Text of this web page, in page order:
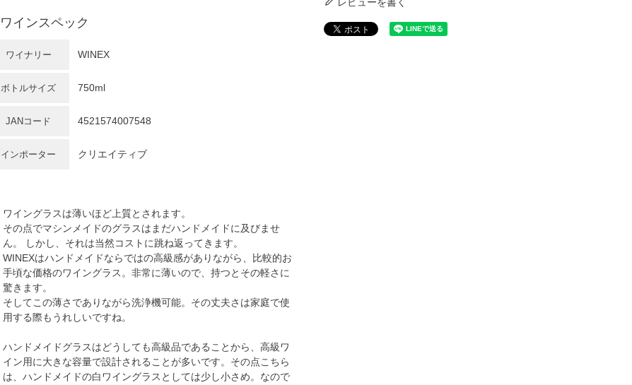
ワインスペック
ワイナリー WINEX
ボトルサイズ 750ml
JANコード 4521574007548
インポーター クリエイティブ
ワイングラスは薄いほど上質とされます。
その点でマシンメイドのグラスはまだハンドメイドに及びませ
ん。 しかし、それは当然コストに跳ね返ってきます。
WINEXはハンドメイドならではの高級感がありながら、比較的お
手頃な価格のワイングラス。非常に薄いので、持つとその軽さに
驚きます。
そしてこの薄さでありながら洗浄機可能。その丈夫さは家庭で使
用する際もうれしいですね。
ハンドメイドグラスはどうしても高級品であることから、高級ワ
イン用に大きな容量で設計されることが多いです。その点こちら
は、ハンドメイドの白ワイングラスとしては少し小さめ。なので
レビューを書く